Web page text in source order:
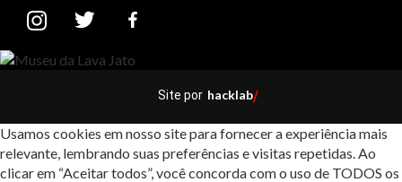
Site por hacklab/
Usamos cookies em nosso site para fornecer a experiência mais
relevante, lembrando suas preferências e visitas repetidas. Ao
clicar em “Aceitar todos”, você concorda com o uso de TODOS os